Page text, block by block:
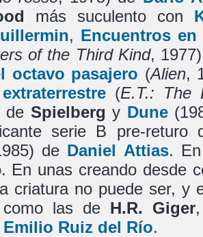
más suculento con
, Encuentros
of the Third Kind,
octavo pasajero (Alien,
(E.T.: The
de Spielberg y Dune
serie B pre-returo
de Daniel Attias.
En unas creando desde
criatura no puede ser, y
como las de H.R. Giger
Emilio Ruiz del Río.